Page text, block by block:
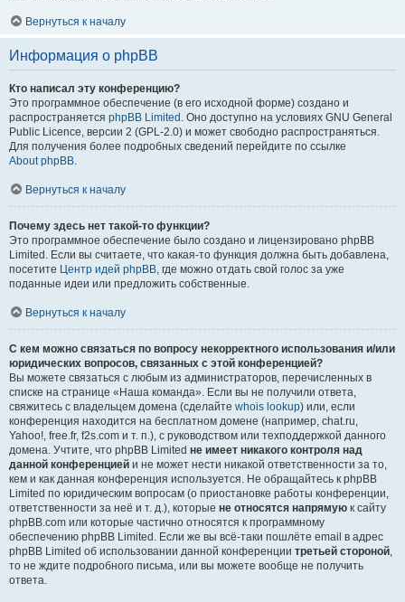
Вернуться к началу
Информация о phpBB
Кто написал эту конференцию?
Это программное обеспечение (в его исходной форме) создано и
распространяется phpBB Limited . Оно доступно на условиях GNU General
Public Licence, версии 2 (GPL-2.0) и может свободно распространяться.
Для получения более подробных сведений перейдите по ссылке
About phpBB.
Вернуться к началу
Почему здесь нет такой-то функции?
Это программное обеспечение было создано и лицензировано phpBB
Limited. Если вы считаете, что какая-то функция должна быть добавлена,
посетите Центр идей phpBB, где можно отдать свой голос за уже
поданные идеи или предложить собственные.
Вернуться к началу
С кем можно связаться по вопросу некорректного использования и/или
юридических вопросов, связанных с этой конференцией?
Вы можете связаться с любым из администраторов, перечисленных в
списке на странице «Наша команда». Если вы не получили ответа,
свяжитесь с владельцем домена (сделайте whois lookup) или, если
конференция находится на бесплатном домене (например, chat.ru,
Yahoo!, free.fr, f2s.com и т. п.), с руководством или техподдержкой данного
домена. Учтите, что phpBB Limited не имеет никакого контроля над
данной конференцией и не может нести никакой ответственности за то,
кем и как данная конференция используется. Не обращайтесь к phpBB
Limited по юридическим вопросам (о приостановке работы конференции,
ответственности за неё и т. д.), которые не относятся напрямую к сайту
phpBB.com или которые частично относятся к программному
обеспечению phpBB Limited. Если же вы всё-таки пошлёте email в адрес
phpBB Limited об использовании данной конференции третьей стороной,
то не ждите подробного письма, или вы можете вообще не получить
ответа.